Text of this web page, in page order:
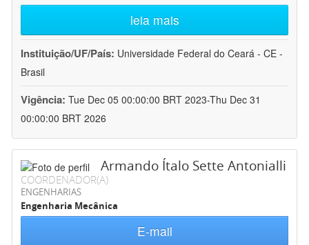
leia mais
Instituição/UF/País: Universidade Federal do Ceará - CE -
Brasil
Vigência: Tue Dec 05 00:00:00 BRT 2023-Thu Dec 31
00:00:00 BRT 2026
Armando Ítalo Sette Antonialli
COORDENADOR(A)
ENGENHARIAS
Engenharia Mecânica
E-mail